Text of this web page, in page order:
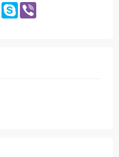
Message
Skype